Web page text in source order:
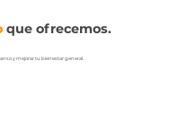
que ofrecemos.
y mejorar tu bienestar general.